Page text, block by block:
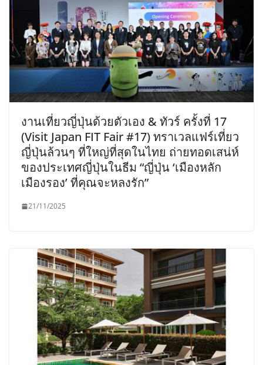
งานเที่ยวญี่ปุ่นด้วยตัวเอง & ทัวร์ ครั้งที่ 17
(Visit Japan FIT Fair #17) ทราเวลแฟร์เที่ยว
ญี่ปุ่นล้วนๆ ที่ใหญ่ที่สุดในไทย ถ่ายทอดเสน่ห์
ของประเทศญี่ปุ่นในธีม “ญี่ปุ่น ‘เมืองหลัก
เมืองรอง’ ที่คุณจะหลงรัก”
21/11/2025